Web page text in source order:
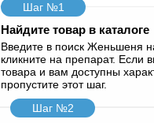
Шаг №1
Найдите товар в каталоге
Введите в поиск Женьшеня
кликните на препарат. Если
товара и вам доступны
пропустите этот шаг.
Шаг №2